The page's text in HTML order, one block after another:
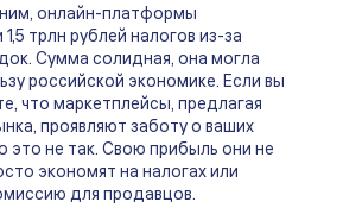
онлайн-платформы
трлн рублей налогов из-за
Сумма солидная, она могла
российской экономике. Если вы
что маркетплейсы, предлагая
проявляют заботу о ваших
это не так. Свою прибыль они не
экономят на налогах или
для продавцов.